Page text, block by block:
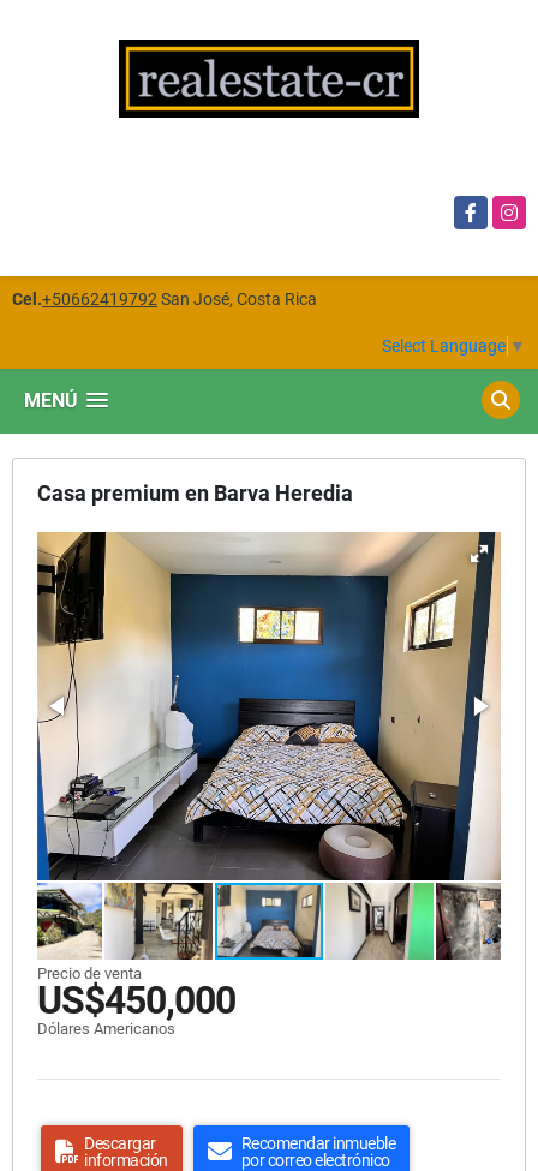
Facebook
Cel.+50662419792 San José, Costa Rica
Select Language ▼
MENÚ
Casa premium en Barva Heredia
Precio de venta
US$450,000
Dólares Americanos
Descargar
información
Recomendar inmueble
por correo electrónico